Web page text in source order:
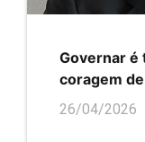
Governar é
coragem
26/04/2026